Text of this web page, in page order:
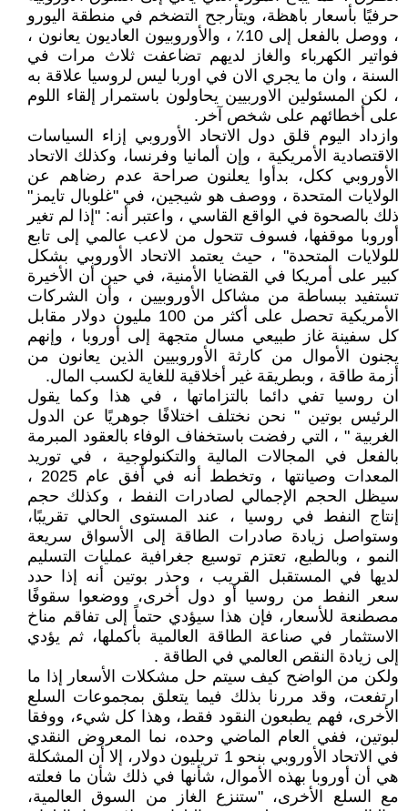
حرفيًا بأسعار باهظة، ويتأرجح التضخم في منطقة اليورو
، ووصل بالفعل إلى 10٪ ، والأوروبيون العاديون يعانون ،
فواتير الكهرباء والغاز لديهم تضاعفت ثلاث مرات في
السنة ، وان ما يجري الان في اوربا ليس لروسيا علاقة به
، لكن المسئولين الاوربيين يحاولون باستمرار إلقاء اللوم
على أخطائهم على شخص آخر.
وازداد اليوم قلق دول الاتحاد الأوروبي إزاء السياسات
الاقتصادية الأمريكية ، وإن ألمانيا وفرنسا، وكذلك الاتحاد
الأوروبي ككل، بدأوا يعلنون صراحة عدم رضاهم عن
الولايات المتحدة ، ووصف هو شيجين، في "غلوبال تايمز"
ذلك بالصحوة في الواقع القاسي ، واعتبر أنه: "إذا لم تغير
أوروبا موقفها، فسوف تتحول من لاعب عالمي إلى تابع
للولايات المتحدة" ، حيث يعتمد الاتحاد الأوروبي بشكل
كبير على أمريكا في القضايا الأمنية، في حين أن الأخيرة
تستفيد ببساطة من مشاكل الأوروبيين ، وأن الشركات
الأمريكية تحصل على أكثر من 100 مليون دولار مقابل
كل سفينة غاز طبيعي مسال متجهة إلى أوروبا ، وإنهم
يجنون الأموال من كارثة الأوروبيين الذين يعانون من
أزمة طاقة ، وبطريقة غير أخلاقية للغاية لكسب المال.
ان روسيا تفي دائما بالتزاماتها ، في هذا وكما يقول
الرئيس بوتين " نحن نختلف اختلافًا جوهريًا عن الدول
الغربية " ، التي رفضت باستخفاف الوفاء بالعقود المبرمة
بالفعل في المجالات المالية والتكنولوجية ، في توريد
المعدات وصيانتها ، وتخطط أنه في أفق عام 2025 ،
سيظل الحجم الإجمالي لصادرات النفط ، وكذلك حجم
إنتاج النفط في روسيا ، عند المستوى الحالي تقريبًا،
وستواصل زيادة صادرات الطاقة إلى الأسواق سريعة
النمو ، وبالطبع، تعتزم توسيع جغرافية عمليات التسليم
لديها في المستقبل القريب ، وحذر بوتين أنه إذا حدد
سعر النفط من روسيا أو دول أخرى، ووضعوا سقوفًا
مصطنعة للأسعار، فإن هذا سيؤدي حتماً إلى تفاقم مناخ
الاستثمار في صناعة الطاقة العالمية بأكملها، ثم يؤدي
إلى زيادة النقص العالمي في الطاقة .
ولكن من الواضح كيف سيتم حل مشكلات الأسعار إذا ما
ارتفعت، وقد مررنا بذلك فيما يتعلق بمجموعات السلع
الأخرى، فهم يطبعون النقود فقط، وهذا كل شيء، ووفقا
لبوتين، ففي العام الماضي وحده، نما المعروض النقدي
في الاتحاد الأوروبي بنحو 1 تريليون دولار، إلا أن المشكلة
هي أن أوروبا بهذه الأموال، شأنها في ذلك شأن ما فعلته
مع السلع الأخرى، "ستنزع الغاز من السوق العالمية،